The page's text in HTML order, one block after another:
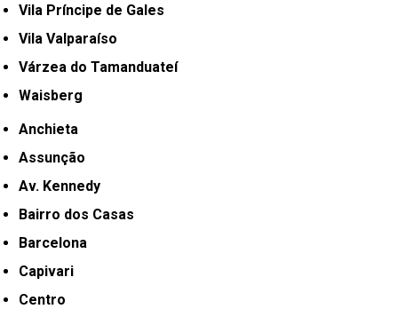
Vila Príncipe de Gales
Vila Valparaíso
Várzea do Tamanduateí
Waisberg
Anchieta
Assunção
Av. Kennedy
Bairro dos Casas
Barcelona
Capivari
Centro